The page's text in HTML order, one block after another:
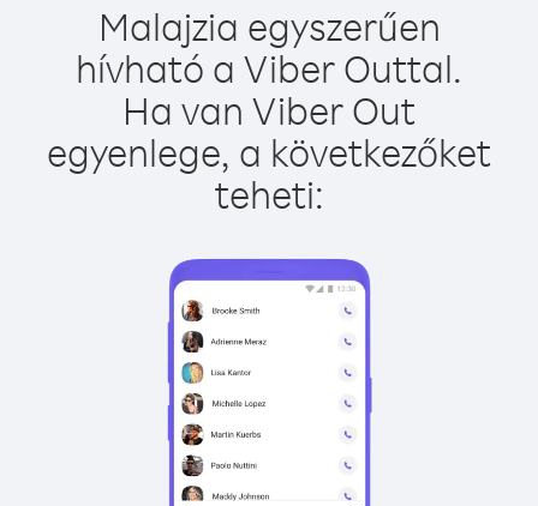
Malajzia egyszerűen
hívható a Viber Outtal.
Ha van Viber Out
egyenlege, a következőket
teheti: